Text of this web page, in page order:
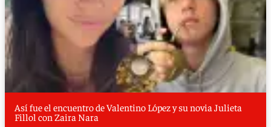
Así fue el encuentro de Valentino López y su novia Julieta
Fillol con Zaira Nara